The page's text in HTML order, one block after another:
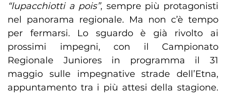
“lupacchiotti a pois”, sempre più protagonisti
nel panorama regionale. Ma non c’è tempo
per fermarsi. Lo sguardo è già rivolto ai
prossimi impegni, con il Campionato
Regionale Juniores in programma il 31
maggio sulle impegnative strade dell’Etna,
appuntamento tra i più attesi della stagione.